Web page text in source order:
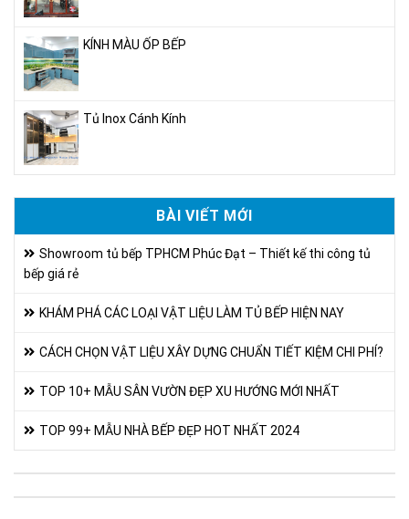
KÍNH MÀU ỐP BẾP
Tủ Inox Cánh Kính
BÀI VIẾT MỚI
Showroom tủ bếp TPHCM Phúc Đạt – Thiết kế thi công tủ
bếp giá rẻ
KHÁM PHÁ CÁC LOẠI VẬT LIỆU LÀM TỦ BẾP HIỆN NAY
CÁCH CHỌN VẬT LIỆU XÂY DỰNG CHUẨN TIẾT KIỆM CHI PHÍ?
TOP 10+ MẪU SÂN VƯỜN ĐẸP XU HƯỚNG MỚI NHẤT
TOP 99+ MẪU NHÀ BẾP ĐẸP HOT NHẤT 2024